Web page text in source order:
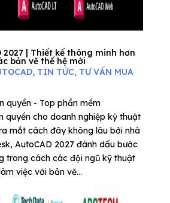
2027 | Thiết kế thông minh hơn
bản vẽ thế hệ mới
, TIN TỨC, TƯ VẤN MUA
quyền - Top phần mềm
quyền cho doanh nghiệp kỹ thuật
mắt cách đây không lâu bởi nhà
AutoCAD 2027 đánh dấu bước
trong cách các đội ngũ kỹ thuật
việc với bản vẽ...